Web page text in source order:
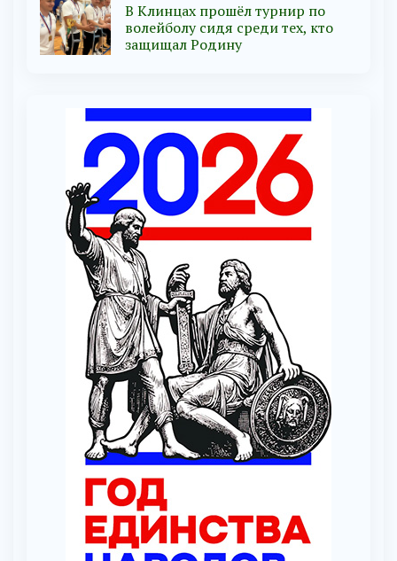
В Клинцах прошёл турнир по
волейболу сидя среди тех, кто
защищал Родину